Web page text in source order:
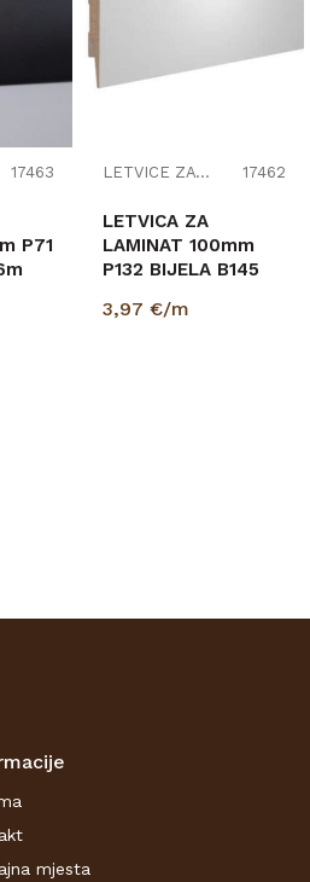
17463
P71
LETVICE ZA LAMINAT 17462
LETVICA ZA
LAMINAT 100mm
P132 BIJELA B145
(PRIPREMLJENA ZA
3,97 €/m
mjesta